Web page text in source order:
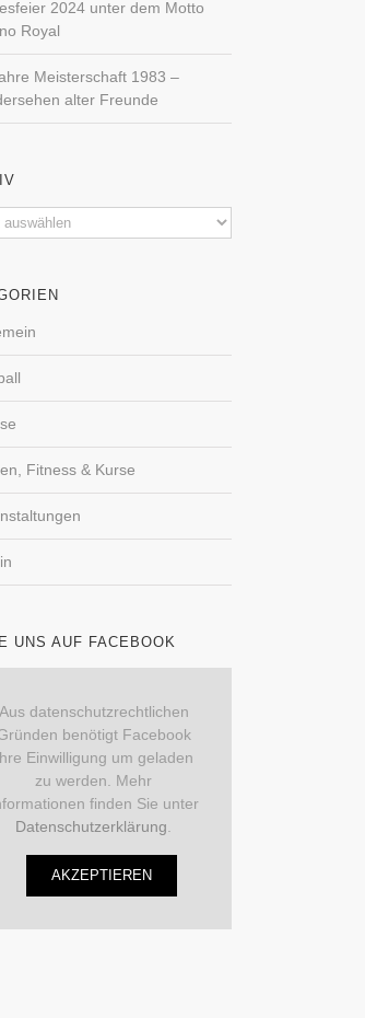
2024 unter dem Motto
Royal
Meisterschaft 1983 –
alter Freunde
Fitness & Kurse
UNS AUF FACEBOOK
Aus datenschutzrechtlichen
benötigt Facebook
Einwilligung um geladen
zu werden. Mehr
finden Sie unter
Datenschutzerklärung
AKZEPTIEREN